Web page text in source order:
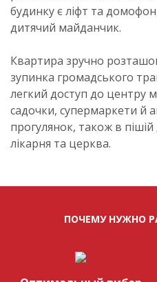
будинку є ліфт та
дитячий майданчик.
Квартира зручно
зупинка громадського
легкий доступ до центру
садочки, супермаркети й
прогулянок, також в
лікарня та церква.
ПОЧЕМУ НУЖНО